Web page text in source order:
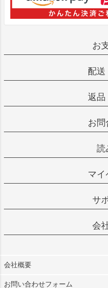
お
配送
返品
お問
読
マイ
サ
会
会社概要
お問い合わせフォーム